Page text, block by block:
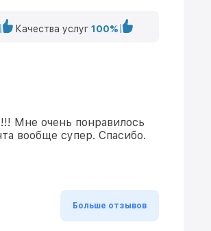
Качества услуг 100%
Мне очень понравилось
вообще супер. Спасибо.
Больше отзывов